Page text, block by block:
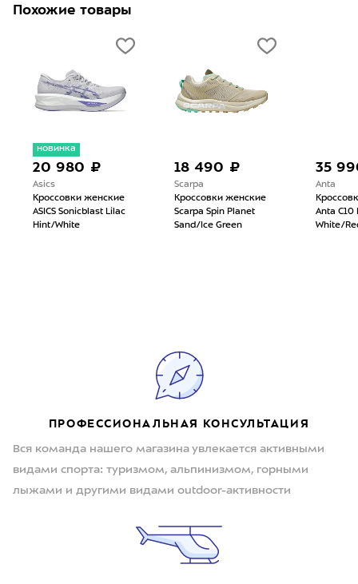
Похожие товары
новинка
20 980 ₽
Asics
Кроссовки женские
ASICS Sonicblast Lilac
Hint/White
18 490 ₽
Scarpa
Кроссовки женские
Scarpa Spin Planet
Sand/Ice Green
35
Anta
Anta C10
White/
ПРОФЕССИОНАЛЬНАЯ КОНСУЛЬТАЦИЯ
Вся команда нашего магазина увлекается активными
видами спорта: туризмом, альпинизмом, горными
лыжами и другими видами outdoor-активности